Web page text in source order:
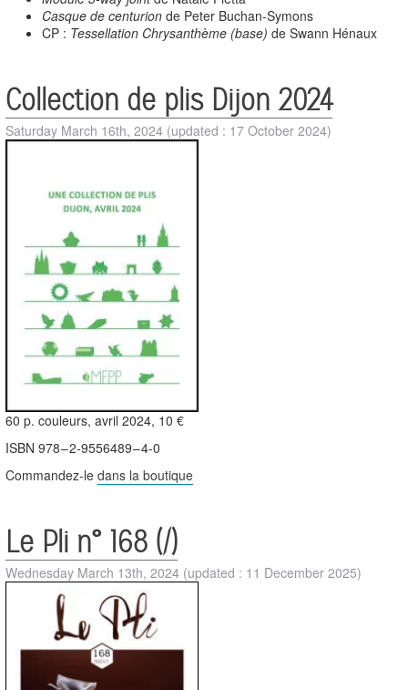
Casque de centurion de Peter Buchan-Symons
CP : Tessellation Chrysanthème (base) de Swann Hénaux
Collection de plis Dijon 2024
Saturday March 16th, 2024 (updated : 17 October 2024)
60 p. couleurs, avril 2024, 10 €
ISBN 978 – 2‑9556489 – 4‑0
Commandez-le dans la boutique
Le Pli n° 168 (/)
Wednesday March 13th, 2024 (updated : 11 December 2025)